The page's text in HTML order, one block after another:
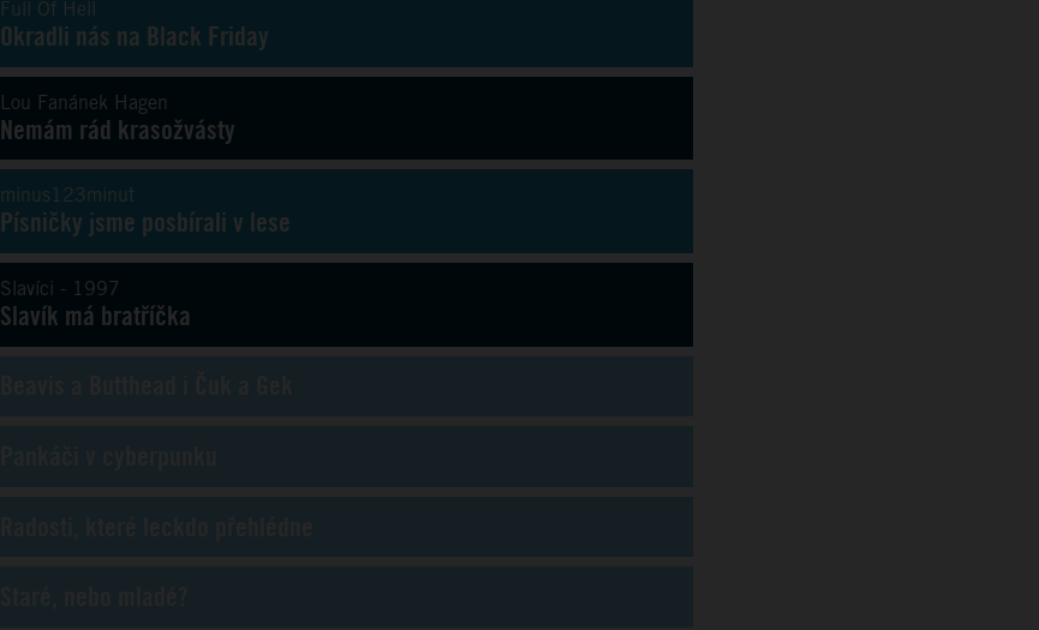
Full Of Hell
Okradli nás na Black Friday
Lou Fanánek Hagen
Nemám rád krasožvásty
minus123minut
Písničky jsme posbírali v lese
Slavíci - 1997
Slavík má bratříčka